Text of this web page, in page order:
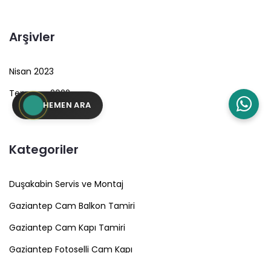
Arşivler
Nisan 2023
Temmuz 2022
Kategoriler
Duşakabin Servis ve Montaj
Gaziantep Cam Balkon Tamiri
Gaziantep Cam Kapı Tamiri
Gaziantep Fotoselli Cam Kapı
HEMEN ARA